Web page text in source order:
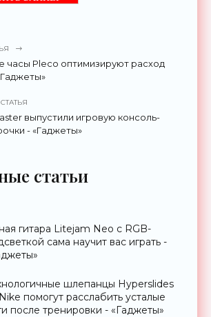
часы Pleco оптимизируют расход
выпустили игровую консоль-
- «Гаджеты»
статьи
гитара Litejam Neo с RGB-
сама научит вас играть -
шлепанцы Hyperslides
помогут расслабить усталые
после тренировки - «Гаджеты»